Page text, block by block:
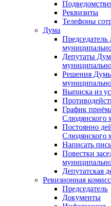
Реквизиты
Телефоны
Дума
Депутаты
Решения
Выписка из
График
Слюдянского
Постоянно
Слюдянского
Написать
Повестки
Депутатская
Ревизионная
Председатель
Документы